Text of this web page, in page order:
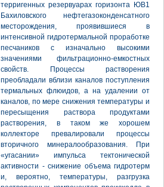
терригенных резервуарах горизонта ЮВ1
Бахиловского нефтегазоконденсатного
месторождения, проявившиеся в
интенсивной гидротермальной проработке
песчаников с изначально высокими
значениями фильтрационно-емкостных
свойств. Процессы растворения
преобладали вблизи каналов поступления
термальных флюидов, а на удалении от
каналов, по мере снижения температуры и
пересыщения раствора продуктами
растворения, в таком же хорошем
коллекторе превалировали процессы
вторичного минералообразования. При
«угасании» импульса тектонической
активности - снижение объема гидротерм
и, вероятно, температуры, разгрузка